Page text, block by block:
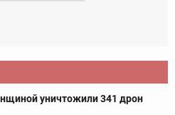
уничтожили 341 дрон